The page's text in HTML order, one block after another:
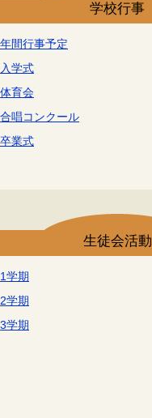
学校行事
年間行事予定
入学式
体育会
合唱コンクール
卒業式
生徒会活動
1学期
2学期
3学期